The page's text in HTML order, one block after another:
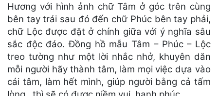
Hương với hình ảnh chữ Tâm ở góc trên cùng
bên tay trái sau đó đến chữ Phúc bên tay phải,
chữ Lộc được đặt ở chính giữa với ý nghĩa sâu
sắc độc đáo. Đồng hồ mẫu Tâm – Phúc – Lộc
treo tường như một lời nhắc nhở, khuyên dăn
mỗi người hãy thành tâm, làm mọi việc dựa vào
cái tâm, làm hết mình, giúp người bằng cả tấm